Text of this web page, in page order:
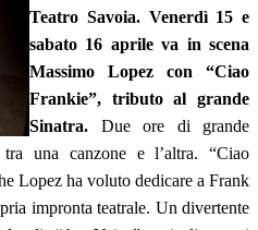
Teatro Savoia. Venerdì 15 e
sabato 16 aprile va in scena
Massimo Lopez con “Ciao
Frankie”, tributo al grande
Sinatra. Due ore di grande
una canzone e l’altra. “Ciao
Lopez ha voluto dedicare a Frank
impronta teatrale. Un divertente